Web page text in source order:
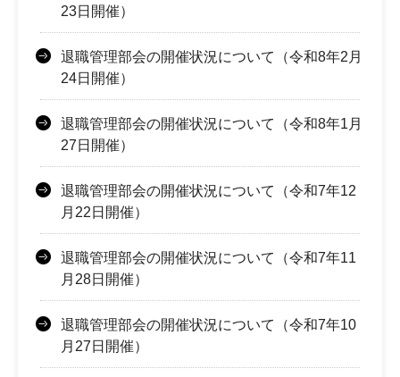
23日開催）
退職管理部会の開催状況について（令和8年2月
24日開催）
退職管理部会の開催状況について（令和8年1月
27日開催）
退職管理部会の開催状況について（令和7年12
月22日開催）
退職管理部会の開催状況について（令和7年11
月28日開催）
退職管理部会の開催状況について（令和7年10
月27日開催）